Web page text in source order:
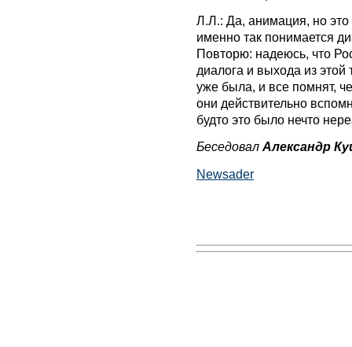
Л.Л.: Да, анимация, но
именно так понимается
Повторю: надеюсь, что
диалога и выхода из этой
уже была, и все помнят,
они действительно
будто это было нечто
Беседовал Александр
Newsader